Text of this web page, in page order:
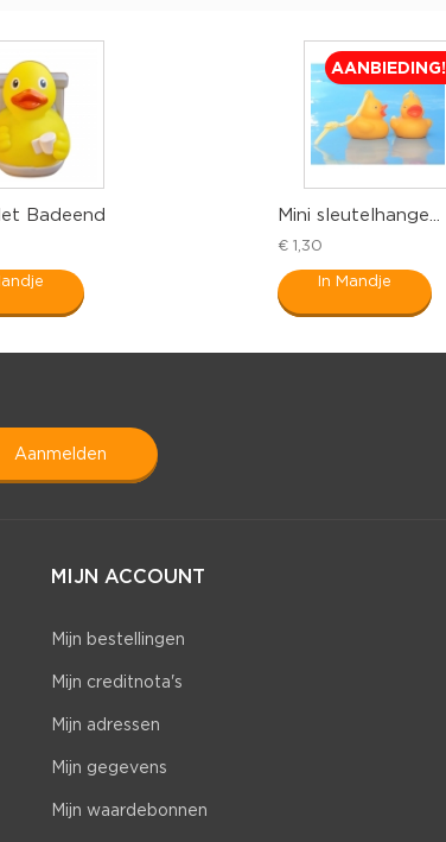
Badeend
AANBIEDING!
Mini sleutelhange...
€ 1,30
In Mandje
aanmelden
MIJN ACCOUNT
Mijn bestellingen
Mijn creditnota's
Mijn adressen
Mijn gegevens
Mijn waardebonnen